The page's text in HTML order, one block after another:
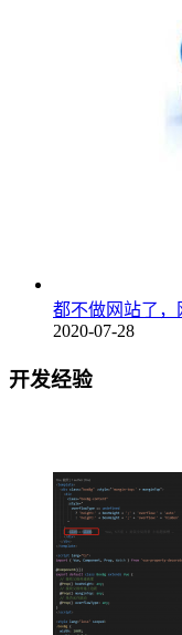
都不做网站了，
2020-07-28
开发经验